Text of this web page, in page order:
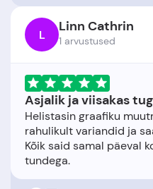
L Linn Cathrin
1 arvustused
Asjalik ja viisakas
Helistasin graafiku
rahulikult variandid ja
Kõik said samal päeval